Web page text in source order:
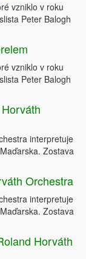
vzniklo v roku
Peter Balogh
vzniklo v roku
Peter Balogh
interpretuje
Zostava
Orchestra
interpretuje
Zostava
Horváth